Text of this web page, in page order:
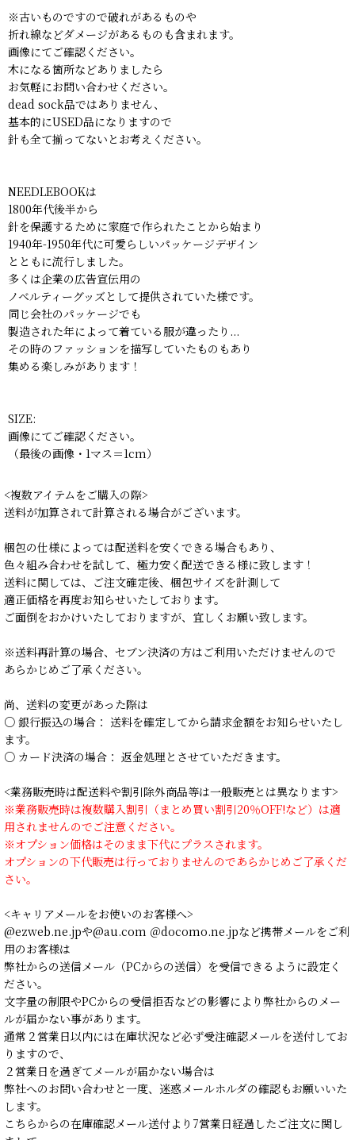
※古いものですので破れがあるものや
折れ線などダメージがあるものも含まれます。
画像にてご確認ください。
木になる箇所などありましたら
お気軽にお問い合わせください。
dead sock品ではありません、
基本的にUSED品になりますので
針も全て揃ってないとお考えください。
NEEDLEBOOKは
1800年代後半から
針を保護するために家庭で作られたことから始まり
1940年-1950年代に可愛らしいパッケージデザイン
とともに流行しました。
多くは企業の広告宣伝用の
ノベルティーグッズとして提供されていた様です。
同じ会社のパッケージでも
製造された年によって着ている服が違ったり...
その時のファッションを描写していたものもあり
集める楽しみがあります！
SIZE:
画像にてご確認ください。
（最後の画像・1マス＝1cm）
<複数アイテムをご購入の際>
送料が加算されて計算される場合がございます。
梱包の仕様によっては配送料を安くできる場合もあり、
色々組み合わせを試して、極力安く配送できる様に致します！
送料に関しては、ご注文確定後、梱包サイズを計測して
適正価格を再度お知らせいたしております。
ご面倒をおかけいたしておりますが、宜しくお願い致します。
※送料再計算の場合、セブン決済の方はご利用いただけませんので
あらかじめご了承ください。
尚、送料の変更があった際は
○ 銀行振込の場合： 送料を確定してから請求金額をお知らせいたし
ます。
○ カード決済の場合： 返金処理とさせていただきます。
<業務販売時は配送料や割引除外商品等は一般販売とは異なります>
※業務販売時は複数購入割引（まとめ買い割引20％OFF!など）は適
用されませんのでご注意ください。
※オプション価格はそのまま下代にプラスされます。
オプションの下代販売は行っておりませんのであらかじめご了承くだ
さい。
<キャリアメールをお使いのお客様へ>
@ezweb.ne.jpや@au.com ＠docomo.ne.jpなど携帯メールをご利
用のお客様は
弊社からの送信メール（PCからの送信）を受信できるように設定く
ださい。
文字量の制限やPCからの受信拒否などの影響により弊社からのメー
ルが届かない事があります。
通常２営業日以内には在庫状況など必ず受注確認メールを送付してお
りますので、
２営業日を過ぎてメールが届かない場合は
弊社へのお問い合わせと一度、迷惑メールホルダの確認もお願いいた
します。
こちらからの在庫確認メール送付より7営業日経過したご注文に関し